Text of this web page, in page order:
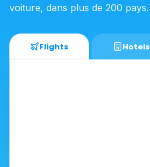
voiture, dans plus de 200 pays.
Flights Hotels